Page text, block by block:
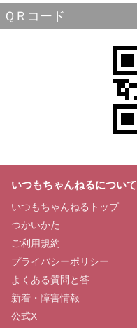
ＱＲコード
いつもちゃんねるについて
いつもちゃんねるトップ
つかいかた
ご利用規約
プライバシーポリシー
よくある質問と答
新着・障害情報
公式X